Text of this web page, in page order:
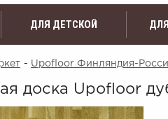
ДЛЯ ДЕТСКОЙ
- Upofloor Финляндия-
доска Upofloor